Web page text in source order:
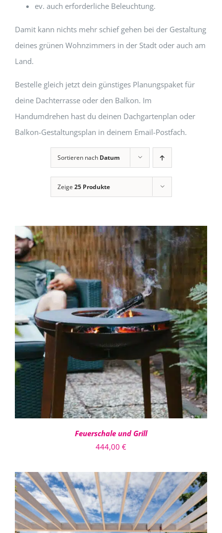
ev. auch erforderliche Beleuchtung.
Damit kann nichts mehr schief gehen bei der Gestaltung
deines grünen Wohnzimmers in der Stadt oder auch am
Land.
Bestelle gleich jetzt dein günstiges Planungspaket für
deine Dachterrasse oder den Balkon. Im
Handumdrehen hast du deinen Dachgartenplan oder
Balkon-Gestaltungsplan in deinem Email-Postfach.
Sortieren nach Datum
Zeige 25 Produkte
IN DEN WARENKORB
/
DETAILS
Feuerschale und Grill
444,00 €